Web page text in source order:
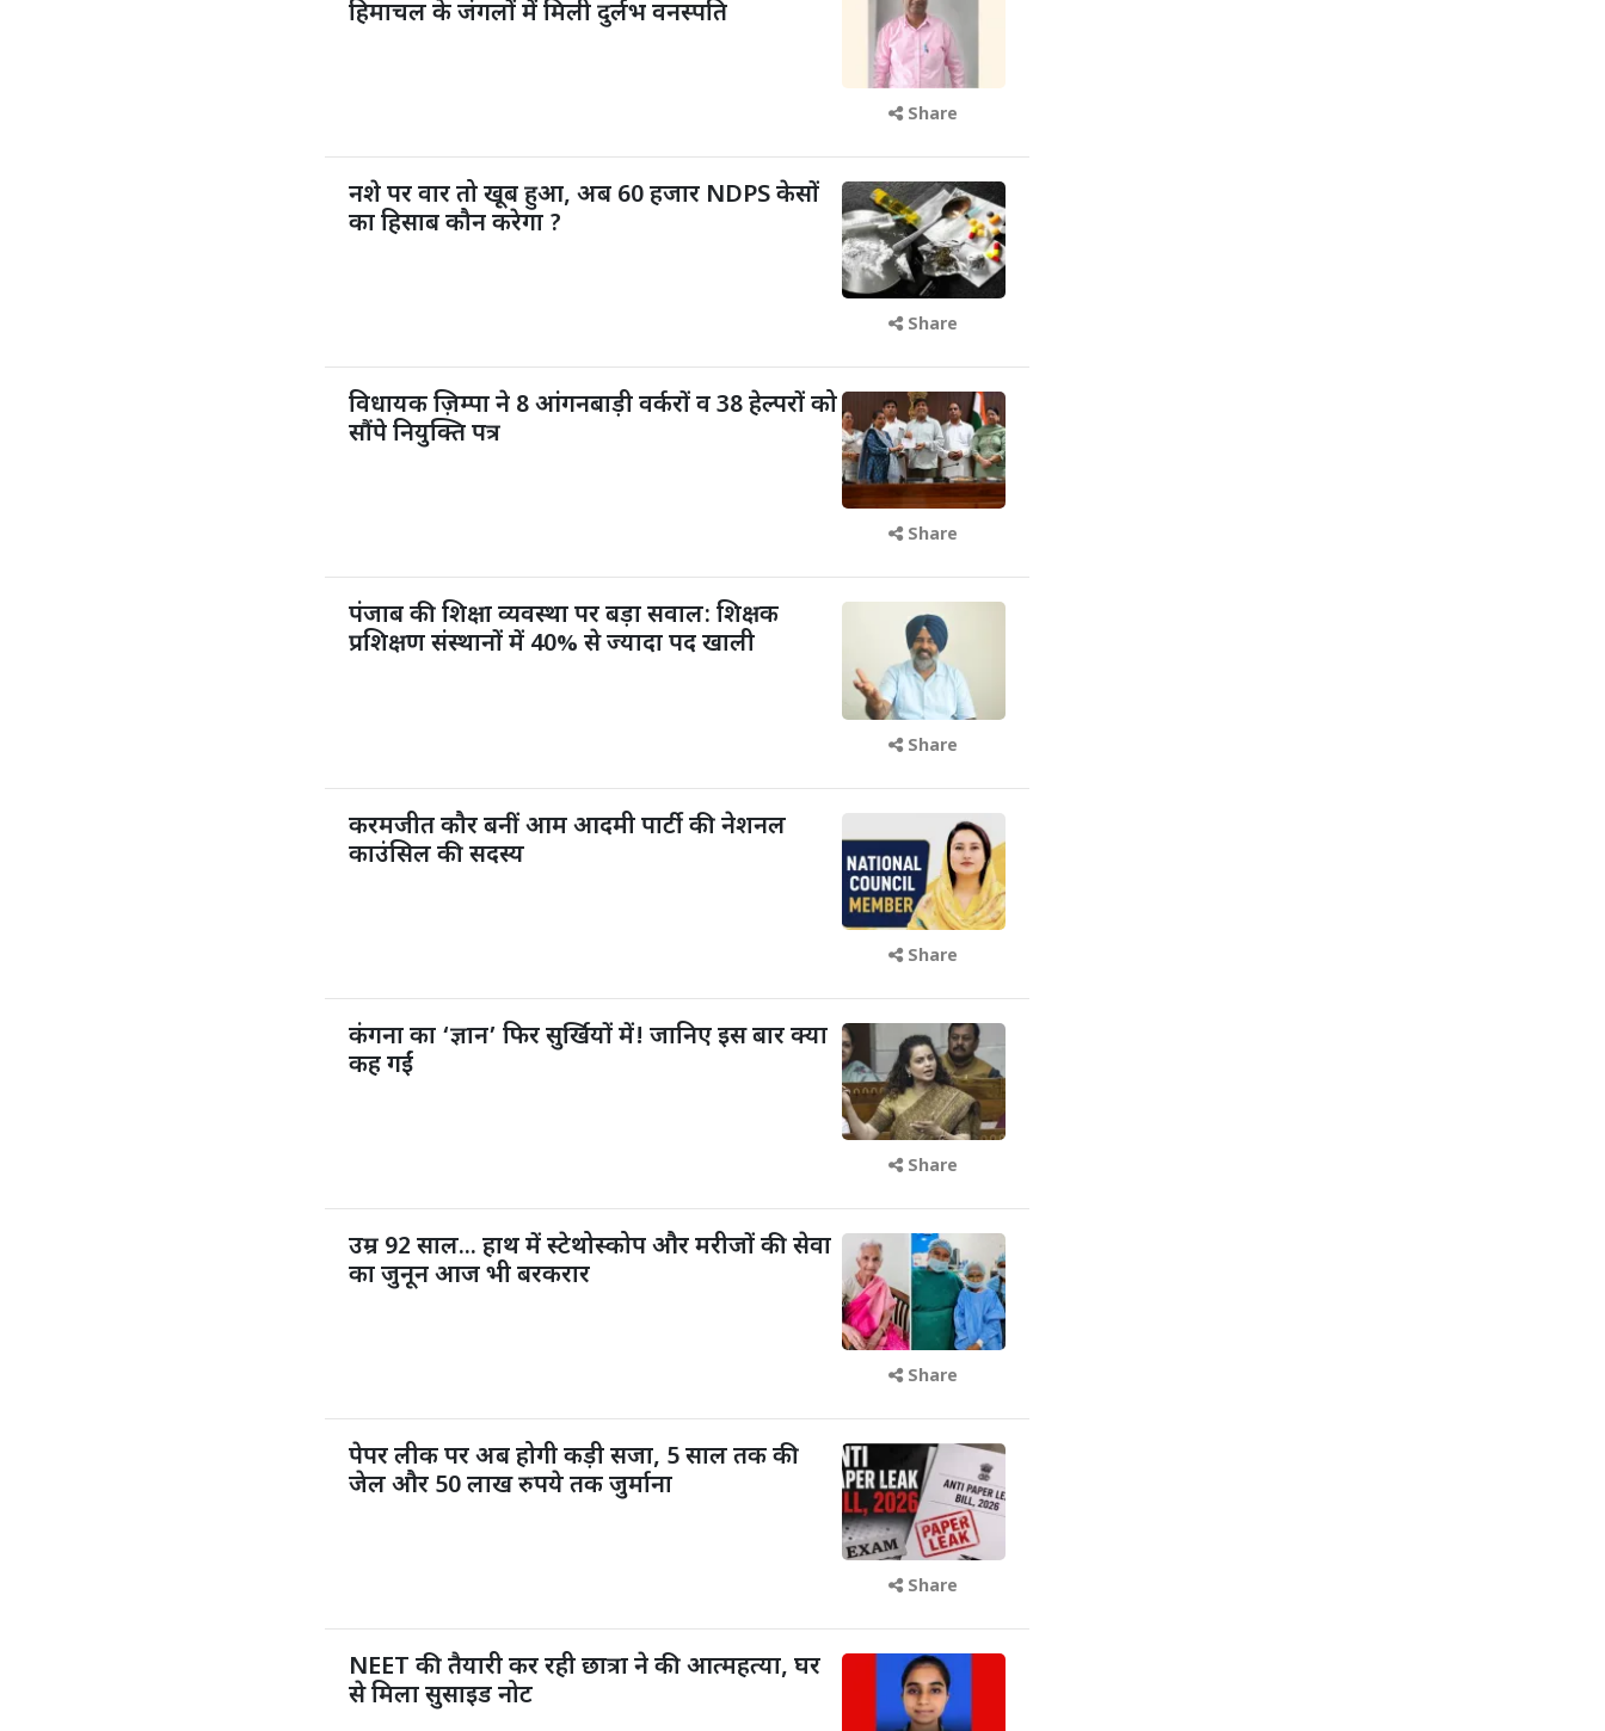
हिमाचल के जंगलों में मिली दुर्लभ वनस्पति
Share
नशे पर वार तो खूब हुआ, अब 60 हजार NDPS केसों
का हिसाब कौन करेगा ?
Share
विधायक ज़िम्पा ने 8 आंगनबाड़ी वर्करों व 38 हेल्परों को
सौंपे नियुक्ति पत्र
Share
पंजाब की शिक्षा व्यवस्था पर बड़ा सवाल: शिक्षक
प्रशिक्षण संस्थानों में 40% से ज्यादा पद खाली
Share
करमजीत कौर बनीं आम आदमी पार्टी की नेशनल
काउंसिल की सदस्य
Share
कंगना का ‘ज्ञान’ फिर सुर्खियों में! जानिए इस बार क्या
कह गईं
Share
उम्र 92 साल... हाथ में स्टेथोस्कोप और मरीजों की सेवा
का जुनून आज भी बरकरार
Share
पेपर लीक पर अब होगी कड़ी सजा, 5 साल तक की
जेल और 50 लाख रुपये तक जुर्माना
Share
NEET की तैयारी कर रही छात्रा ने की आत्महत्या, घर
से मिला सुसाइड नोट